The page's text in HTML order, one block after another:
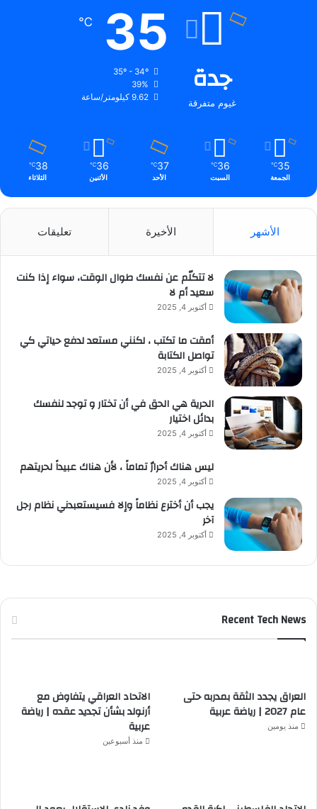
جدة
غيوم متفرقة
35
℃
39%
9.62 كيلومتر/ساعة
35
℃
الجمعة
36
℃
السبت
37
℃
الأحد
36
℃
الأثنين
38
℃
الثلاثاء
الأشهر الأخيرة تعليقات
لا تتكلّم عن نفسك طوال الوقت، سواء إذا كنت
سعيد أم لا
أكتوبر 4, 2025
أمقت ما تكتب ، لكنني مستعد لدفع حياتي كي
تواصل الكتابة
أكتوبر 4, 2025
الحرية هي الحق في أن تختار و توجد لنفسك
بدائل اختيار
أكتوبر 4, 2025
ليس هناك أحرارٌ تماماً ، لأن هناك عبيداً لحريتهم
أكتوبر 4, 2025
يجب أن أخترع نظاماً وإلا فسيستعبدني نظام رجل
آخر
أكتوبر 4, 2025
Recent Tech News
العراق يجدد الثقة بمدربه حتى
عام 2027 | رياضة عربية
منذ يومين
الاتحاد العراقي يتفاوض مع
أرنولد بشأن تجديد عقده | رياضة
عربية
منذ أسبوعين